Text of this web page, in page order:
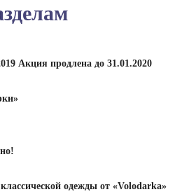
Акция продлена до 31.01.2020
одежды от «Volodarka»